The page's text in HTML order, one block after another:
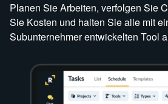
Planen Sie Arbeiten, verfolgen Sie
Sie Kosten und halten Sie alle mit
Subunternehmer entwickelten Tool